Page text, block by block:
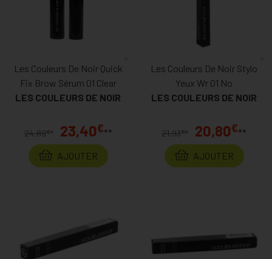
Les Couleurs De Noir Quick
Fix Brow Sérum 01 Clear
LES COULEURS DE NOIR
24,89€ * 23,40€**
AJOUTER
Les Couleurs De Noir Stylo
Yeux Wr 01 No
LES COULEURS DE NOIR
21,93€* 20,80€**
AJOUTER